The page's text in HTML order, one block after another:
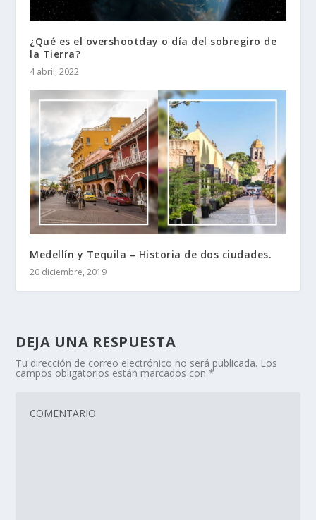
¿Qué es el overshootday o día del sobregiro de
la Tierra?
4 abril, 2022
Medellín y Tequila – Historia de dos ciudades.
20 diciembre, 2019
DEJA UNA RESPUESTA
Tu dirección de correo electrónico no será publicada. Los
campos obligatorios están marcados con*